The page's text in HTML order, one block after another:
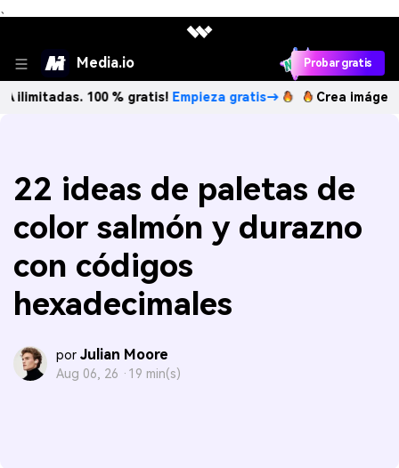
、
Media.io Probar gratis
100 % gratis! Empieza gratis→ Crea imágenes IA
22 ideas de paletas de
color salmón y durazno
con códigos
hexadecimales
por Julian Moore
Aug 06, 26 · 19 min(s)